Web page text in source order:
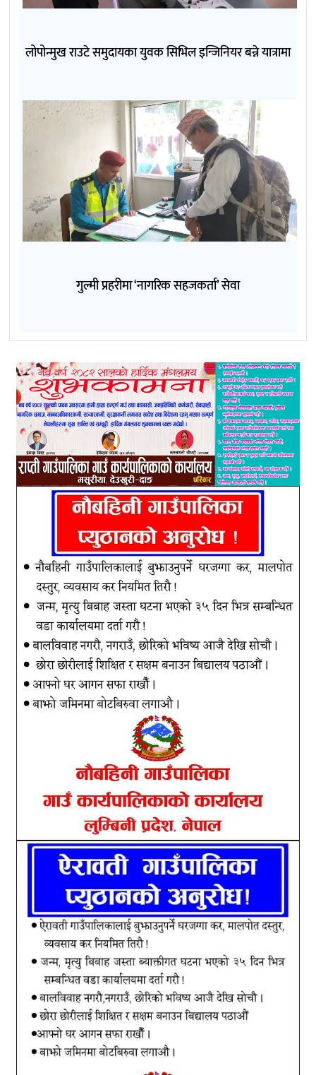
लोपोन्मुख राउटे समुदायका युवक सिभिल इन्जिनियर बन्ने यात्रामा
गुल्मी प्रहरीमा ‘नागरिक सहजकर्ता’ सेवा